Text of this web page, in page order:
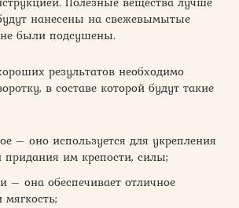
нанесены на свежевымытые
были подсушены.
результатов необходимо
в составе которой будут такие
– оно используется для укрепления
придания им крепости, силы;
– она обеспечивает отличное